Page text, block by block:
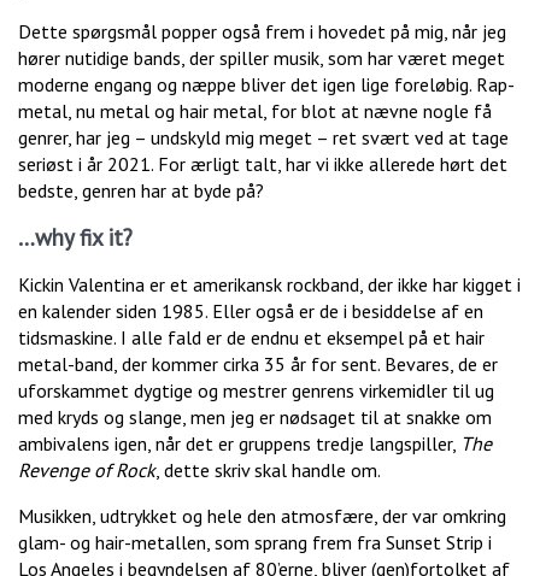
Dette spørgsmål popper også frem i hovedet på mig, når jeg
hører nutidige bands, der spiller musik, som har været meget
moderne engang og næppe bliver det igen lige foreløbig. Rap-
metal, nu metal og hair metal, for blot at nævne nogle få
genrer, har jeg – undskyld mig meget – ret svært ved at tage
seriøst i år 2021. For ærligt talt, har vi ikke allerede hørt det
bedste, genren har at byde på?
…why fix it?
Kickin Valentina er et amerikansk rockband, der ikke har kigget i
en kalender siden 1985. Eller også er de i besiddelse af en
tidsmaskine. I alle fald er de endnu et eksempel på et hair
metal-band, der kommer cirka 35 år for sent. Bevares, de er
uforskammet dygtige og mestrer genrens virkemidler til ug
med kryds og slange, men jeg er nødsaget til at snakke om
ambivalens igen, når det er gruppens tredje langspiller, The
Revenge of Rock, dette skriv skal handle om.
Musikken, udtrykket og hele den atmosfære, der var omkring
glam- og hair-metallen, som sprang frem fra Sunset Strip i
Los Angeles i begyndelsen af 80’erne, bliver (gen)fortolket af